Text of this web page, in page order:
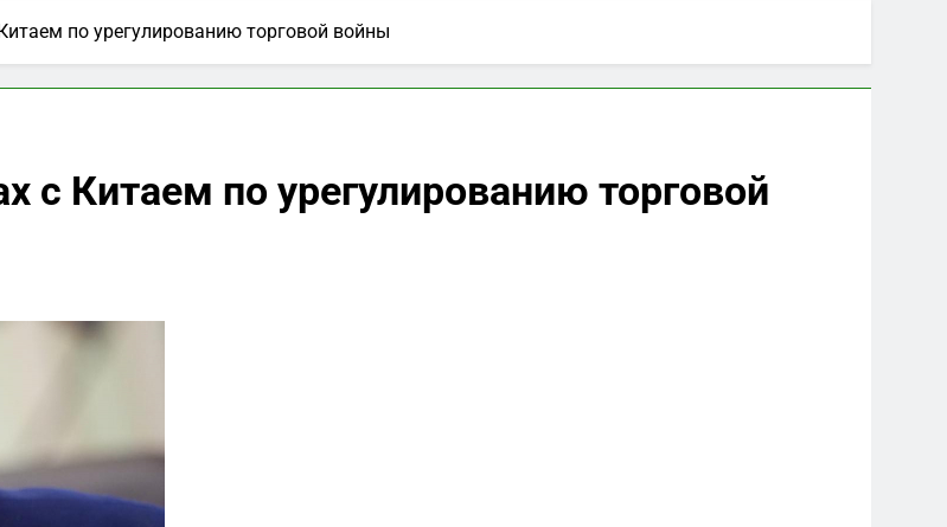
по урегулированию торговой войны
с Китаем по урегулированию торговой